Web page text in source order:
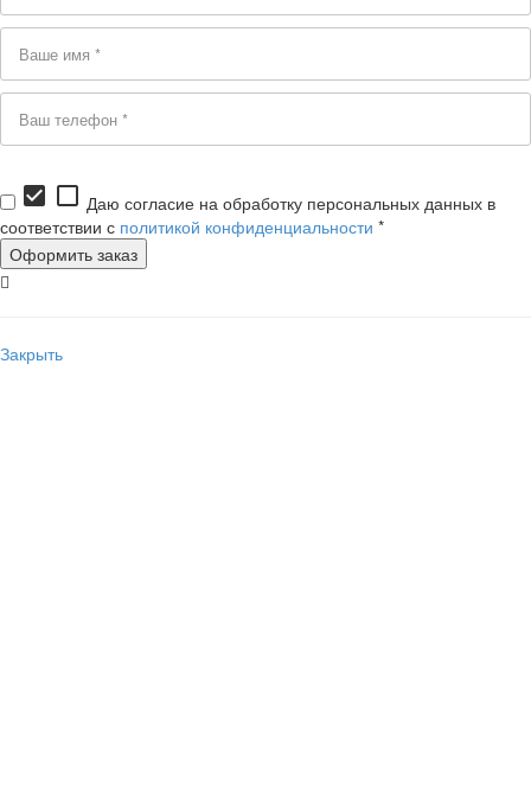
check_box check_box_outline_blank Даю согласие на обработку персональных данных в
соответствии с политикой конфиденциальности *
Закрыть